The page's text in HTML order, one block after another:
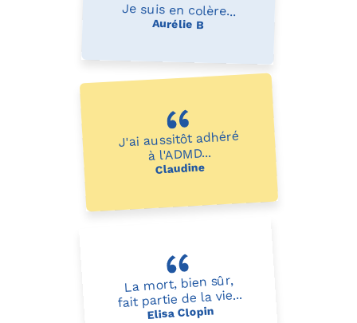
Je suis en colère...
Aurélie B
J'ai aussitôt adhéré
à l'ADMD...
Claudine
La mort, bien sûr,
fait partie de la vie...
Elisa Clopin